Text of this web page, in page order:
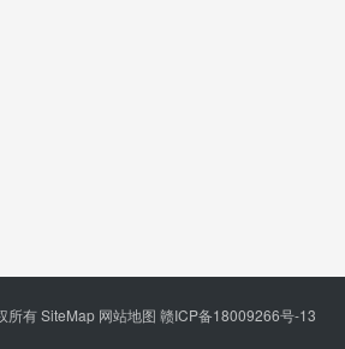
所有SiteMap 网站地图 赣ICP备18009266号-13